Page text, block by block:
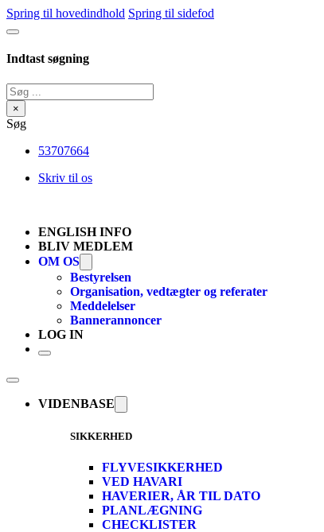
Spring til hovedindhold Spring til sidefod
Indtast søgning
Søg
×
Søg
53707664
Skriv til os
ENGLISH INFO
BLIV MEDLEM
OM OS
Bestyrelsen
Organisation, vedtægter og referater
Meddelelser
Bannerannoncer
LOG IN
VIDENBASE
SIKKERHED
FLYVESIKKERHED
VED HAVARI
HAVERIER, ÅR TIL DATO
PLANLÆGNING
CHECKLISTER